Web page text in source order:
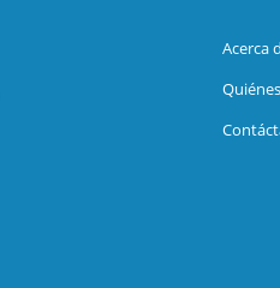
Acerca